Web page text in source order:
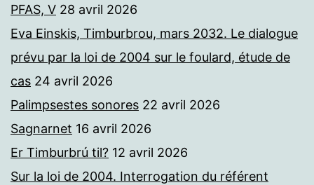
PFAS, V 28 avril 2026
Eva Einskis, Timburbrou, mars 2032. Le dialogue
prévu par la loi de 2004 sur le foulard, étude de
cas 24 avril 2026
Palimpsestes sonores 22 avril 2026
Sagnarnet 16 avril 2026
Er Timburbrú til? 12 avril 2026
Sur la loi de 2004. Interrogation du référent